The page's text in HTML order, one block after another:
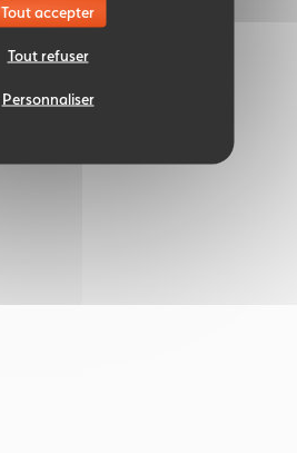
Tout accepter
Tout refuser
Personnaliser